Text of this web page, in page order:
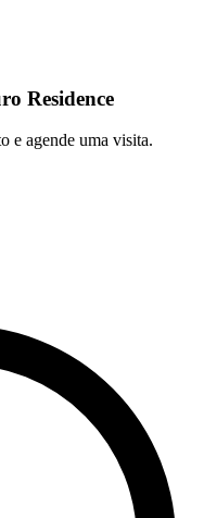
Residence
e agende uma visita.